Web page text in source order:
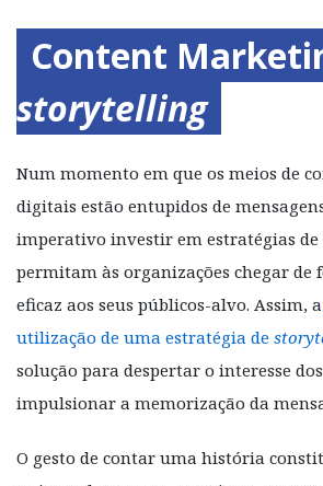
Content
storytelling
Num momento em que os meios de
digitais estão entupidos de
imperativo investir em estratégias de
permitam às organizações chegar de
eficaz aos seus públicos-alvo. Assim, a
utilização de uma estratégia de
solução para despertar o interesse
impulsionar a memorização da
O gesto de contar uma história